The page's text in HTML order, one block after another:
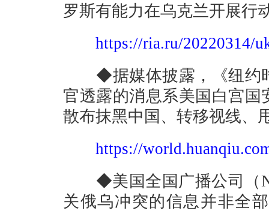
罗斯有能力在乌克兰开展行
https://ria.ru/20220314/
◆据媒体披露，《纽约时
官透露的消息系美国白宫
散布抹黑中国、转移视线、
https://
◆美国全国广播公司（
关俄乌冲突的信息并非全